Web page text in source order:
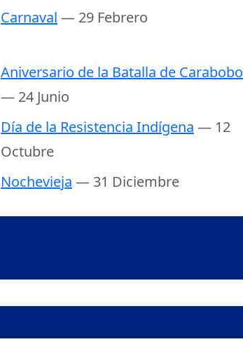
Carnaval — 29 Febrero
Aniversario de la Batalla de Carabobo
— 24 Junio
Día de la Resistencia Indígena — 12
Octubre
Nochevieja — 31 Diciembre